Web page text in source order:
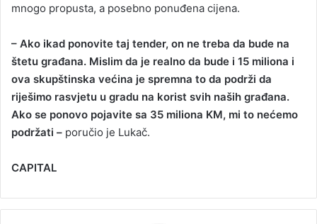
mnogo propusta, a posebno ponuđena cijena.
– Ako ikad ponovite taj tender, on ne treba da bude na
štetu građana. Mislim da je realno da bude i 15 miliona i
ova skupštinska većina je spremna to da podrži da
riješimo rasvjetu u gradu na korist svih naših građana.
Ako se ponovo pojavite sa 35 miliona KM, mi to nećemo
podržati – poručio je Lukač.
CAPITAL